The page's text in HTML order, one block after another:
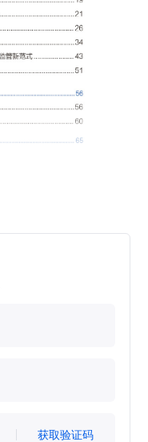
获取验证码